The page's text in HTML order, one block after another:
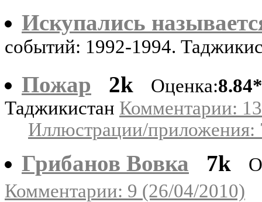
Искупались
событий: 1992-1994.
Пожар
2k Оценка:
Таджикистан Комментарии:
Иллюстрации/приложения:
Грибанов Вовка 7k
Комментарии: 9 (26/04/2010)